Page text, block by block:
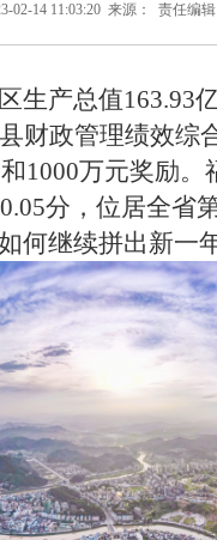
02-14 11:03:20 来源： 责任编
生产总值163.93
财政管理绩效综
1000万元奖励。
分，位居全省
何继续拼出新一